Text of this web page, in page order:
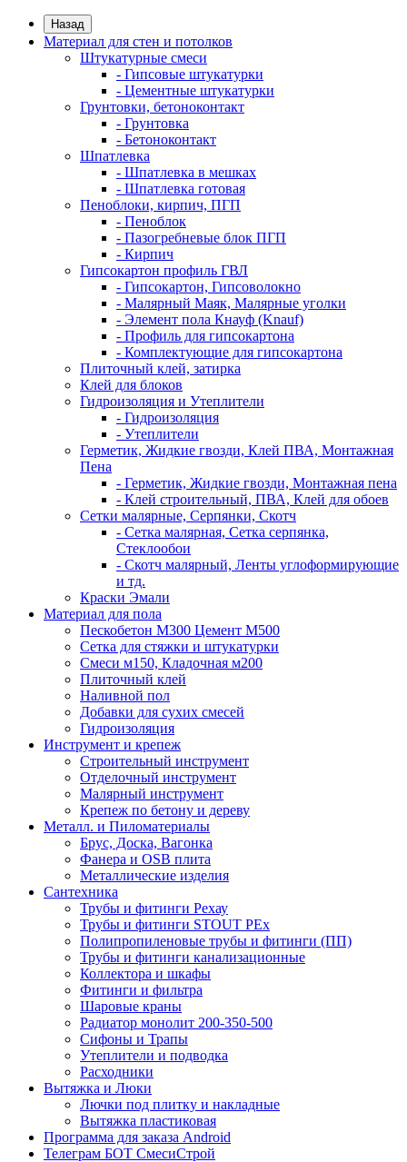
Назад
Материал для стен и потолков
Штукатурные смеси
- Гипсовые штукатурки
- Цементные штукатурки
Грунтовки, бетоноконтакт
- Грунтовка
- Бетоноконтакт
Шпатлевка
- Шпатлевка в мешках
- Шпатлевка готовая
Пеноблоки, кирпич, ПГП
- Пеноблок
- Пазогребневые блок ПГП
- Кирпич
Гипсокартон профиль ГВЛ
- Гипсокартон, Гипсоволокно
- Малярный Маяк, Малярные уголки
- Элемент пола Кнауф (Knauf)
- Профиль для гипсокартона
- Комплектующие для гипсокартона
Плиточный клей, затирка
Клей для блоков
Гидроизоляция и Утеплители
- Гидроизоляция
- Утеплители
Герметик, Жидкие гвозди, Клей ПВА, Монтажная
Пена
- Герметик, Жидкие гвозди, Монтажная пена
- Клей строительный, ПВА, Клей для обоев
Сетки малярные, Серпянки, Скотч
- Сетка малярная, Сетка серпянка,
Стеклообои
- Скотч малярный, Ленты углоформирующие
и тд.
Краски Эмали
Материал для пола
Пескобетон М300 Цемент М500
Сетка для стяжки и штукатурки
Смеси м150, Кладочная м200
Плиточный клей
Наливной пол
Добавки для сухих смесей
Гидроизоляция
Инструмент и крепеж
Строительный инструмент
Отделочный инструмент
Малярный инструмент
Крепеж по бетону и дереву
Металл. и Пиломатериалы
Брус, Доска, Вагонка
Фанера и OSB плита
Металлические изделия
Сантехника
Трубы и фитинги Рехау
Трубы и фитинги STOUT PEx
Полипропиленовые трубы и фитинги (ПП)
Трубы и фитинги канализационные
Коллектора и шкафы
Фитинги и фильтра
Шаровые краны
Радиатор монолит 200-350-500
Сифоны и Трапы
Утеплители и подводка
Расходники
Вытяжка и Люки
Лючки под плитку и накладные
Вытяжка пластиковая
Программа для заказа Android
Телеграм БОТ СмесиСтрой